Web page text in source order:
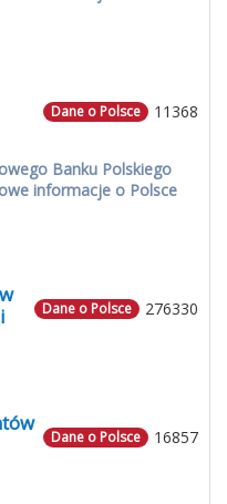
11368
Dane o Polsce
Banku Polskiego
informacje o Polsce
276330
Dane o Polsce
16857
Dane o Polsce